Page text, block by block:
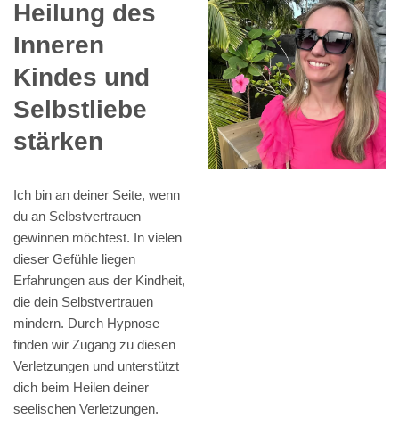
Heilung des
Inneren
Kindes und
Selbstliebe
stärken
Ich bin an deiner Seite, wenn
du an Selbstvertrauen
gewinnen möchtest. In vielen
dieser Gefühle liegen
Erfahrungen aus der Kindheit,
die dein Selbstvertrauen
mindern. Durch Hypnose
finden wir Zugang zu diesen
Verletzungen und unterstützt
dich beim Heilen deiner
seelischen Verletzungen.